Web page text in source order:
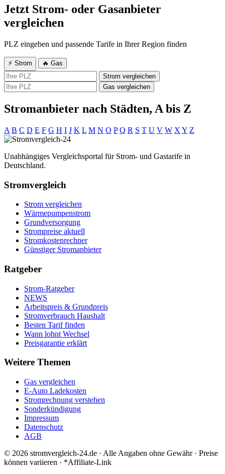
Jetzt Strom- oder Gasanbieter
vergleichen
PLZ eingeben und passende Tarife in Ihrer Region finden
⚡ Strom
🔥 Gas
Strom vergleichen
Gas vergleichen
Stromanbieter nach Städten, A bis Z
A B C D E F G H I J K L M N O P Q R S T U V W X Y Z
Unabhängiges Vergleichsportal für Strom- und Gastarife in
Deutschland.
Stromvergleich
Strom vergleichen
Wärmepumpenstrom
Grundversorgung
Strompreise aktuell
Stromkostenrechner
Günstiger Stromanbieter
Ratgeber
Strom-Ratgeber
NEWS
Arbeitspreis & Grundpreis
Stromverbrauch Haushalt
Besten Tarif finden
Wann lohnt Wechsel
Preisgarantie erklärt
Weitere Themen
Gas vergleichen
E-Auto Ladekosten
Stromrechnung verstehen
Sonderkündigung
Impressum
Datenschutz
AGB
© 2026 stromvergleich-24.de · Alle Angaben ohne Gewähr · Preise
können variieren · *Affiliate-Link